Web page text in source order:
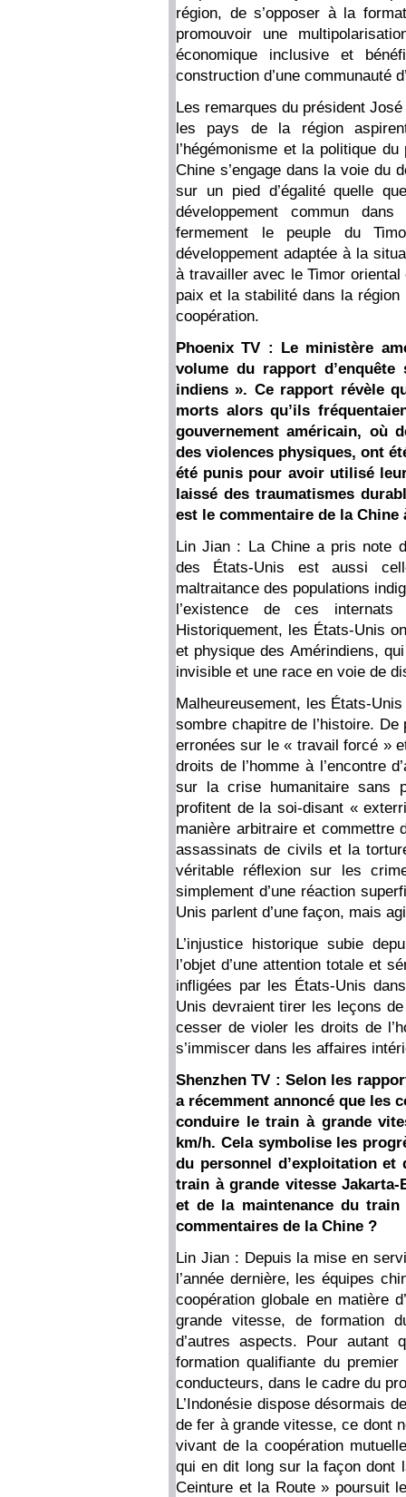
région, de s’opposer à la
promouvoir une
économique inclusive et
construction d’une communauté
Les remarques du président
les pays de la région
l’hégémonisme et la politique
Chine s’engage dans la voie du
sur un pied d’égalité quelle
développement commun
fermement le peuple du
développement adaptée à la
à travailler avec le Timor
paix et la stabilité dans la
coopération.
Phoenix TV : Le ministère
volume du rapport
indiens ». Ce rapport révèle
morts alors qu’ils
gouvernement américain, où
des violences physiques, ont
été punis pour avoir utilisé
laissé des traumatismes
est le commentaire de la Chine
Lin Jian : La Chine a pris note
des États-Unis est aussi
maltraitance des populations
l’existence de ces
Historiquement, les États-Unis
et physique des Amérindiens,
invisible et une race en voie de
Malheureusement, les États-
sombre chapitre de l’histoire.
erronées sur le « travail forcé »
droits de l’homme à l’encontre
sur la crise humanitaire sans
profitent de la soi-disant «
manière arbitraire et commettre
assassinats de civils et la
véritable réflexion sur les
simplement d’une réaction
Unis parlent d’une façon, mais
L’injustice historique subie
l’objet d’une attention totale et
infligées par les États-Unis
Unis devraient tirer les leçons
cesser de violer les droits de
s’immiscer dans les affaires
Shenzhen TV : Selon les
a récemment annoncé que les
conduire le train à grande
km/h. Cela symbolise les
du personnel d’exploitation
train à grande vitesse
et de la maintenance du train
commentaires de la Chine ?
Lin Jian : Depuis la mise en
l’année dernière, les équipes
coopération globale en matière
grande vitesse, de formation
d’autres aspects. Pour autant
formation qualifiante du
conducteurs, dans le cadre du
L’Indonésie dispose désormais
de fer à grande vitesse, ce dont
vivant de la coopération
qui en dit long sur la façon dont
Ceinture et la Route » poursuit